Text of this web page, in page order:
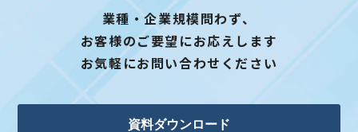
業種・企業規模問わず、
お客様のご要望にお応えします
お気軽にお問い合わせください
資料ダウンロード